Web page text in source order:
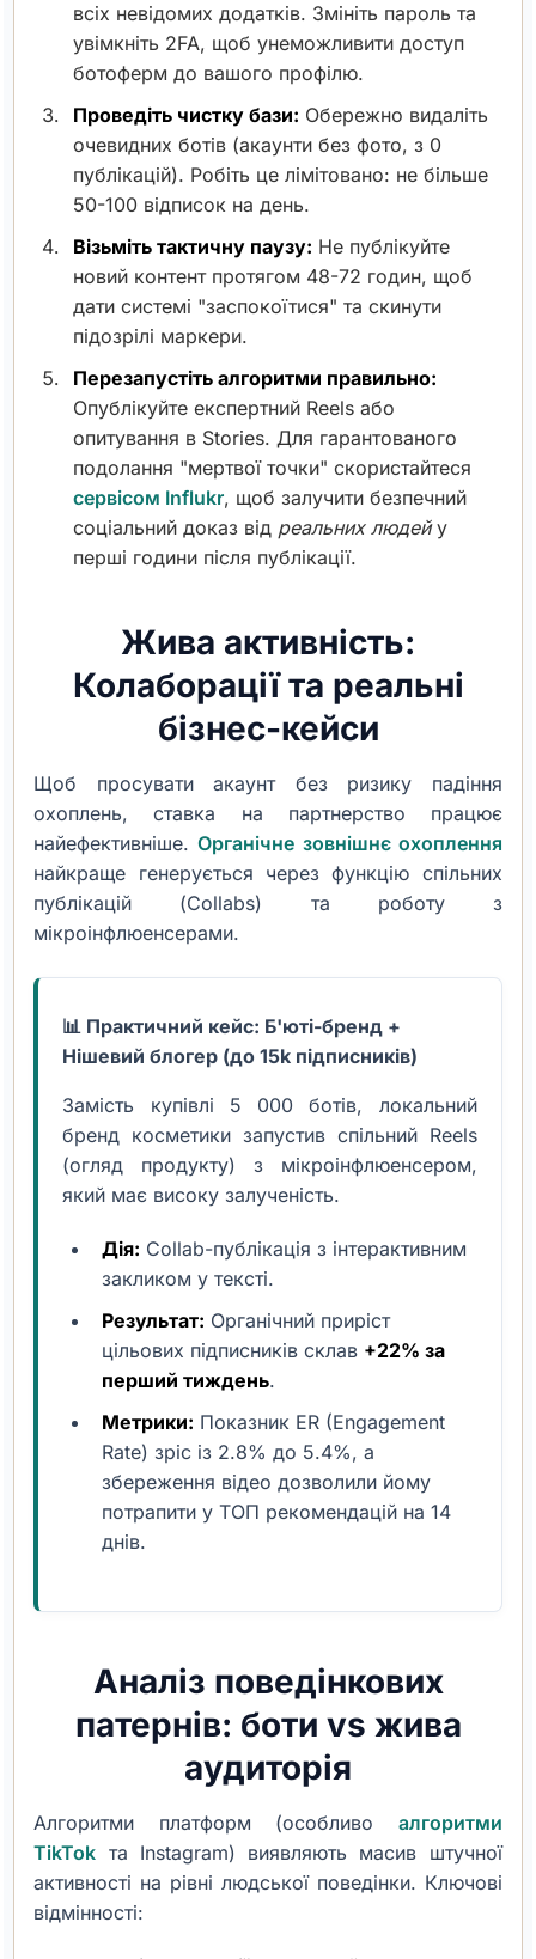
всіх невідомих додатків. Змініть пароль та
увімкніть 2FA, щоб унеможливити доступ
ботоферм до вашого профілю.
Проведіть чистку бази: Обережно видаліть
очевидних ботів (акаунти без фото, з 0
публікацій). Робіть це лімітовано: не більше
50-100 відписок на день.
Візьміть тактичну паузу: Не публікуйте
новий контент протягом 48-72 годин, щоб
дати системі "заспокоїтися" та скинути
підозрілі маркери.
Перезапустіть алгоритми правильно:
Опублікуйте експертний Reels або
опитування в Stories. Для гарантованого
подолання "мертвої точки" скористайтеся
сервісом Influkr, щоб залучити безпечний
соціальний доказ від реальних людейу
перші години після публікації.
Жива активність:
Колаборації та реальні
бізнес-кейси
Щоб просувати акаунт без ризику падіння
охоплень, ставка на партнерство працює
найефективніше.Органічне зовнішнє охоплення
найкраще генерується через функцію спільних
публікацій (Collabs) та роботу з
мікроінфлюенсерами.
📊 Практичний кейс: Б'юті-бренд +
Нішевий блогер (до 15k підписників)
Замість купівлі 5 000 ботів, локальний
бренд косметики запустив спільний Reels
(огляд продукту) з мікроінфлюенсером,
який має високу залученість.
Дія: Collab-публікація з інтерактивним
закликом у тексті.
Результат: Органічний приріст
цільових підписників склав +22% за
перший тиждень.
Метрики: Показник ER (Engagement
Rate) зріс із 2.8% до 5.4%, а
збереження відео дозволили йому
потрапити у ТОП рекомендацій на 14
днів.
Аналіз поведінкових
патернів: боти vs жива
аудиторія
Алгоритми платформ (особливо алгоритми
TikTok та Instagram) виявляють масив штучної
активності на рівні людської поведінки. Ключові
відмінності: